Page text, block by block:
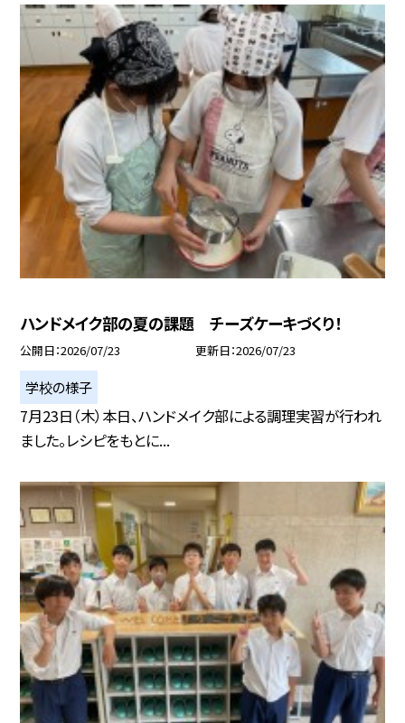
ハンドメイク部の夏の課題 チーズケーキづくり！
公開日 2026/07/23 更新日 2026/07/23
学校の様子
7月23日（木）本日、ハンドメイク部による調理実習が行われ
ました。レシピをもとに...